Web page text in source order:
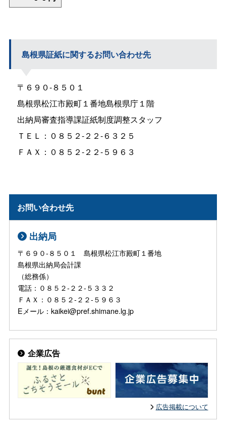
島根県証紙に関するお問い合わせ先
〒６９０‐８５０１
島根県松江市殿町１番地島根県庁１階
出納局審査指導課証紙制度調整スタッフ
ＴＥＬ：０８５２‐２２‐６３２５
ＦＡＸ：０８５２‐２２‐５９６３
お問い合わせ先
出納局
〒６９０‐８５０１ 島根県松江市殿町１番地
島根県出納局会計課
（総務係）
電話：０８５２‐２２‐５３３２
ＦＡＸ：０８５２‐２２‐５９６３
Eメール：kaikei@pref.shimane.lg.jp
企業広告
広告掲載について